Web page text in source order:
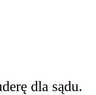
dla sądu.